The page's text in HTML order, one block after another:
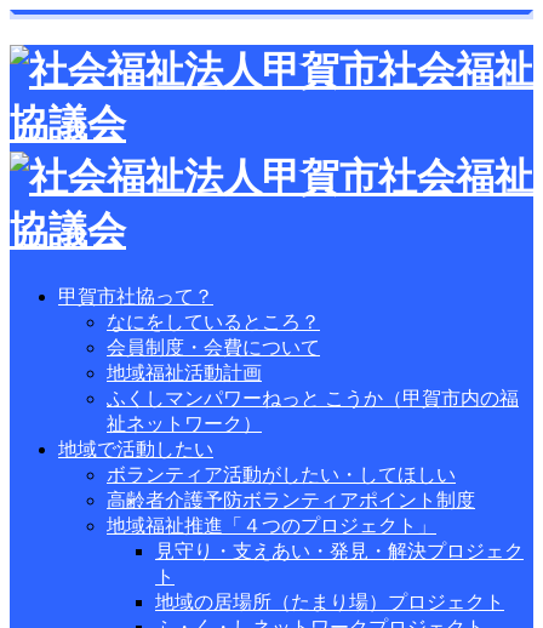
甲賀市社協って？
なにをしているところ？
会員制度・会費について
地域福祉活動計画
ふくしマンパワーねっと こうか（甲賀市内の福
祉ネットワーク）
地域で活動したい
ボランティア活動がしたい・してほしい
高齢者介護予防ボランティアポイント制度
地域福祉推進「４つのプロジェクト」
見守り・支えあい・発見・解決プロジェク
ト
地域の居場所（たまり場）プロジェクト